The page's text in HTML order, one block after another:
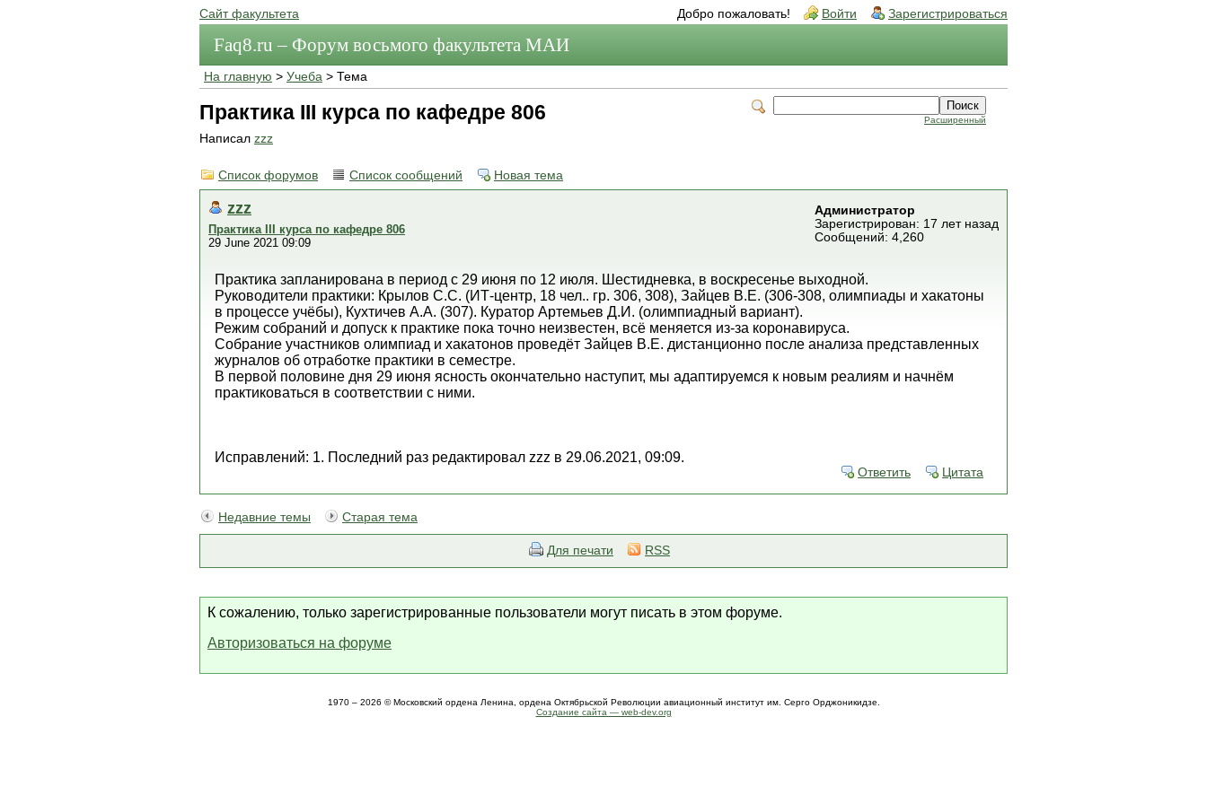
Сайт факультета Добро пожаловать! Войти Зарегистрироваться
Faq8.ru – Форум восьмого факультета МАИ
На главную > Учеба > Тема
Расширенный
Практика III курса по кафедре 806
Написал zzz
Список форумов Список сообщений Новая тема
zzz
Практика III курса по кафедре 806
29 June 2021 09:09
Администратор
Зарегистрирован: 17 лет назад
Сообщений: 4,260
Практика запланирована в период с 29 июня по 12 июля. Шестидневка, в воскресенье выходной.
Руководители практики: Крылов С.С. (ИТ-центр, 18 чел.. гр. 306, 308), Зайцев В.Е. (306-308, олимпиады и хакатоны
в процессе учёбы), Кухтичев А.А. (307). Куратор Артемьев Д.И. (олимпиадный вариант).
Режим собраний и допуск к практике пока точно неизвестен, всё меняется из-за коронавируса.
Собрание участников олимпиад и хакатонов проведёт Зайцев В.Е. дистанционно после анализа представленных
журналов об отработке практики в семестре.
В первой половине дня 29 июня ясность окончательно наступит, мы адаптируемся к новым реалиям и начнём
практиковаться в соответствии с ними.
Исправлений: 1. Последний раз редактировал zzz в 29.06.2021, 09:09.
Ответить Цитата
Недавние темы Старая тема
Для печати RSS
К сожалению, только зарегистрированные пользователи могут писать в этом форуме.
Авторизоваться на форуме
1970 – 2026 © Московский ордена Ленина, ордена Октябрьской Революции авиационный институт им. Серго Орджоникидзе.
Создание сайта — web-dev.org